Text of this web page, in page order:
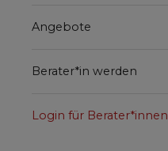
Angebote
Berater*in werden
Login für Berater*innen